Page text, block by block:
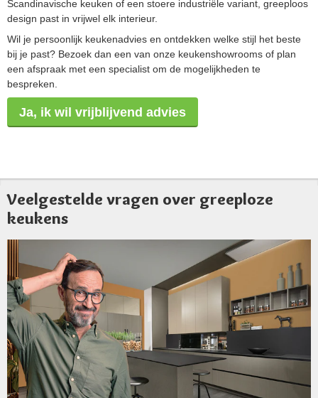
Scandinavische keuken of een stoere industriële variant, greeploos
design past in vrijwel elk interieur.
Wil je persoonlijk keukenadvies en ontdekken welke stijl het beste
bij je past? Bezoek dan een van onze keukenshowrooms of plan
een afspraak met een specialist om de mogelijkheden te
bespreken.
Ja, ik wil vrijblijvend advies
Veelgestelde vragen over greeploze
keukens